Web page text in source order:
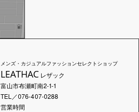
メンズ・カジュアルファッションセレクトショップ
LEATHACレザック
富山市布瀬町南2-1-1
TEL／076-407-0288
営業時間